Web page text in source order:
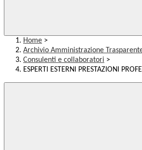
Home >
Archivio Amministrazione
Consulenti e collaboratori >
ESPERTI ESTERNI PRESTAZIONI